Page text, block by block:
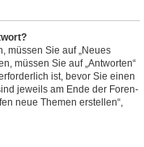
müssen Sie auf „Neues
müssen Sie auf „Antworten“
ist, bevor Sie einen
jeweils am Ende der Foren-
neue Themen erstellen“,